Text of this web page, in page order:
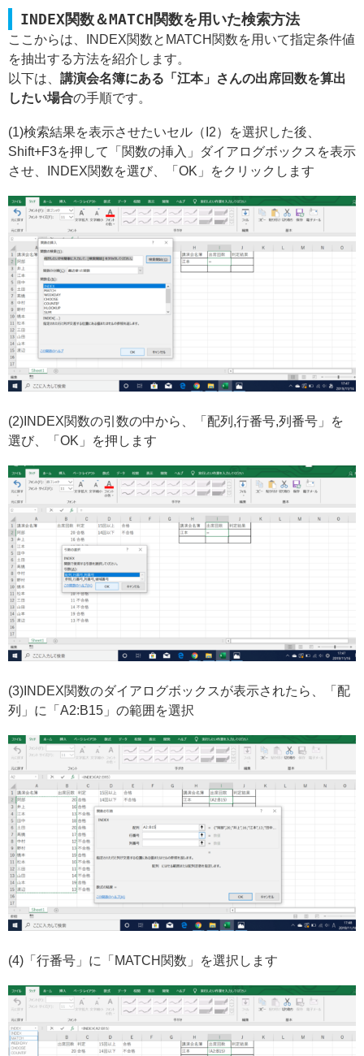
INDEX関数＆MATCH関数を用いた検索方法
ここからは、INDEX関数とMATCH関数を用いて指定条件値
を抽出する方法を紹介します。
以下は、 講演会名簿にある「江本」さんの出席回数を算出
したい場合の手順です。
(1)検索結果を表示させたいセル（I2）を選択した後、
Shift+F3を押して「関数の挿入」ダイアログボックスを表示
させ、INDEX関数を選び、「OK」をクリックします
(2)INDEX関数の引数の中から、「配列,行番号,列番号」を
選び、「OK」を押します
(3)INDEX関数のダイアログボックスが表示されたら、「配
列」に「A2:B15」の範囲を選択
(4)「行番号」に「MATCH関数」を選択します